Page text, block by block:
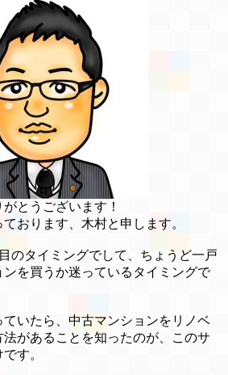
とうございます！
おります、木村と申します。
のタイミングでして、ちょうど一戸
を買うか迷っているタイミングで
いたら、中古マンションをリノベ
があることを知ったのが、このサ
す。